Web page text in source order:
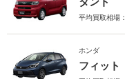
平均買取相場：
ホンダ
フィット